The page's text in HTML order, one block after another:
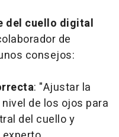
del cuello digital
de
consejos:
: "Ajustar la
de los ojos para
del cuello y